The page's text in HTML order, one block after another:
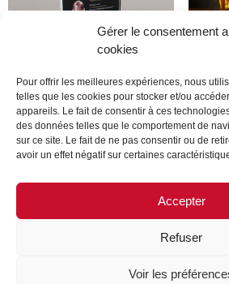
Gérer le consentement
cookies
Pour offrir les meilleures expériences, nous
telles que les cookies pour stocker et/ou
appareils. Le fait de consentir à ces
des données telles que le comportement de
sur ce site. Le fait de ne pas consentir ou de
avoir un effet négatif sur certaines
Accepter
Refuser
Voir les
Produit
Lire la suite
Produit
Lire la